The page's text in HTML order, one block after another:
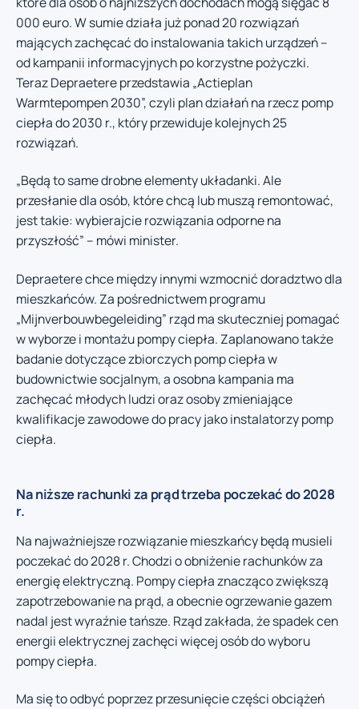
000 euro. W sumie działa już ponad 20 rozwiązań
mających zachęcać do instalowania takich urządzeń –
od kampanii informacyjnych po korzystne pożyczki.
Teraz Depraetere przedstawia „Actieplan
Warmtepompen 2030”, czyli plan działań na rzecz pomp
ciepła do 2030 r., który przewiduje kolejnych 25
rozwiązań.
„Będą to same drobne elementy układanki. Ale
przesłanie dla osób, które chcą lub muszą remontować,
jest takie: wybierajcie rozwiązania odporne na
przyszłość” – mówi minister.
Depraetere chce między innymi wzmocnić doradztwo dla
mieszkańców. Za pośrednictwem programu
„Mijnverbouwbegeleiding” rząd ma skuteczniej pomagać
w wyborze i montażu pompy ciepła. Zaplanowano także
badanie dotyczące zbiorczych pomp ciepła w
budownictwie socjalnym, a osobna kampania ma
zachęcać młodych ludzi oraz osoby zmieniające
kwalifikacje zawodowe do pracy jako instalatorzy pomp
ciepła.
Na niższe rachunki za prąd trzeba poczekać do 2028
r.
Na najważniejsze rozwiązanie mieszkańcy będą musieli
poczekać do 2028 r. Chodzi o obniżenie rachunków za
energię elektryczną. Pompy ciepła znacząco zwiększą
zapotrzebowanie na prąd, a obecnie ogrzewanie gazem
nadal jest wyraźnie tańsze. Rząd zakłada, że spadek cen
energii elektrycznej zachęci więcej osób do wyboru
pompy ciepła.
Ma się to odbyć poprzez przesunięcie części obciążeń